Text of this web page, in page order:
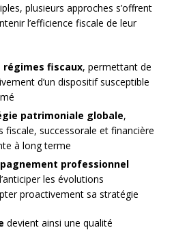
plusieurs approches s’offrent
l’efficience fiscale de leur
fiscaux, permettant de
d’un dispositif susceptible
patrimoniale globale,
fiscale, successorale et financière
à long terme
professionnel
les évolutions
proactivement sa stratégie
devient ainsi une qualité